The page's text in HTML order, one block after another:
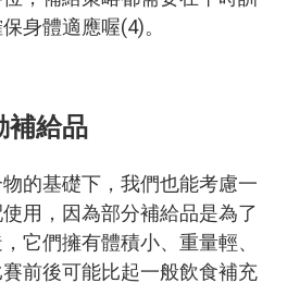
身體適應喔(4)。
補給品
的基礎下，我們也能考慮一
用，因為部分補給品是為了
它們擁有體積小、重量輕、
前後可能比起一般飲食補充